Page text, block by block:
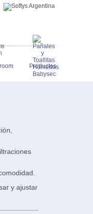
Productos
y ajustar